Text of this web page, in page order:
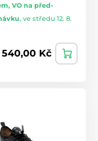
VO na před-
, ve středu 12. 8.
540,00 Kč